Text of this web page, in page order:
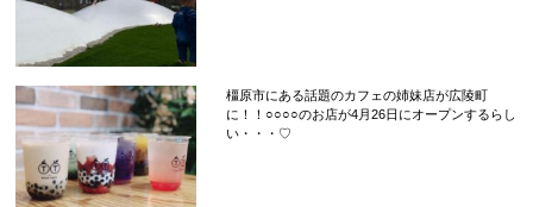
橿原市にある話題のカフェの姉妹店が広陵町
に！！○○○○のお店が4月26日にオープンするらし
い・・・♡